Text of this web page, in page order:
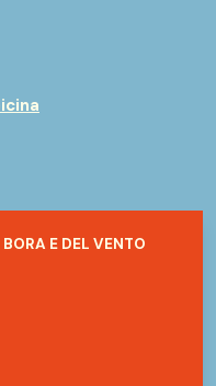
E DEL VENTO